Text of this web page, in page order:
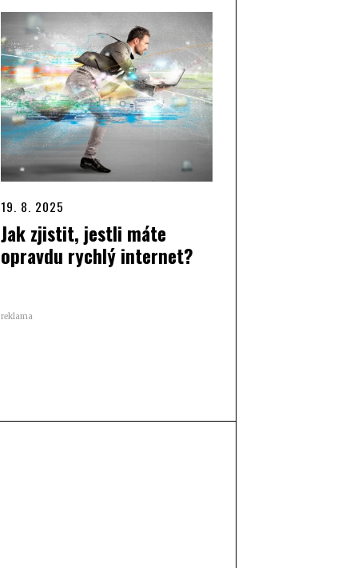
19. 8. 2025
Jak zjistit, jestli máte
opravdu rychlý internet?
reklama